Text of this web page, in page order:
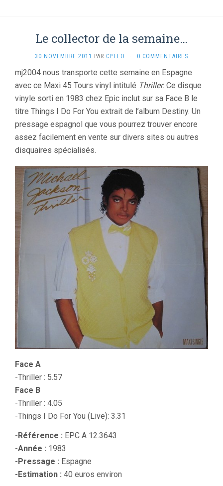
Le collector de la semaine…
30 NOVEMBRE 2011 PAR CPTEO · 0 COMMENTAIRES
mj2004 nous transporte cette semaine en Espagne
avec ce Maxi 45 Tours vinyl intitulé Thriller. Ce disque
vinyle sorti en 1983 chez Epic inclut sur sa Face B le
titre Things I Do For You extrait de l’album Destiny. Un
pressage espagnol que vous pourrez trouver encore
assez facilement en vente sur divers sites ou autres
disquaires spécialisés.
Face A
-Thriller : 5.57
Face B
-Thriller : 4.05
-Things I Do For You (Live): 3.31
-Référence : EPC A 12.3643
-Année : 1983
-Pressage : Espagne
-Estimation : 40 euros environ